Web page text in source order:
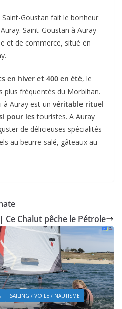
Goustan fait le bonheur
Saint-Goustan à Auray
et de commerce, situé en
en hiver et 400 en été, le
plus fréquentés du Morbihan.
à Auray est un véritable rituel
pour lestouristes. A Auray
de délicieuses spécialités
au beurre salé, gâteaux au
Ce Chalut pêche le Pétrole
TOURISME